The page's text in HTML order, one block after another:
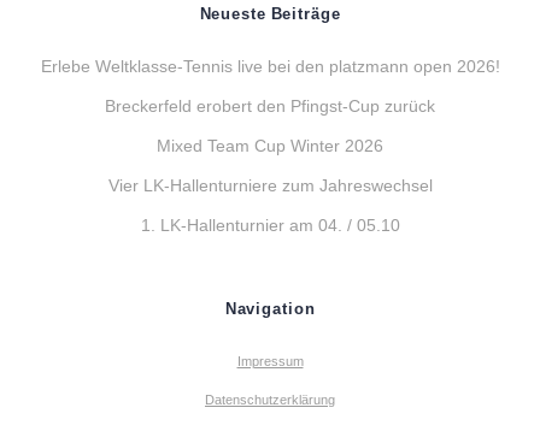
Neueste Beiträge
Erlebe Weltklasse-Tennis live bei den platzmann open 2026!
Breckerfeld erobert den Pfingst-Cup zurück
Mixed Team Cup Winter 2026
Vier LK-Hallenturniere zum Jahreswechsel
1. LK-Hallenturnier am 04. / 05.10
Navigation
Impressum
Datenschutzerklärung